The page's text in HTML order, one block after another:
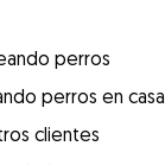
perros
perros en casa
clientes